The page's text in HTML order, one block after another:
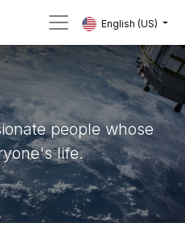
English (US)
people whose
life.